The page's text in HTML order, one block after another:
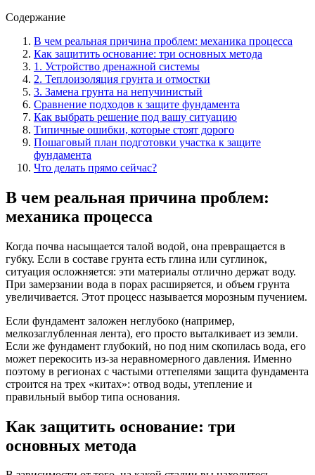
Содержание
В чем реальная причина проблем: механика процесса
Как защитить основание: три основных метода
1. Устройство дренажной системы
2. Теплоизоляция грунта и отмостки
3. Замена грунта на непучинистый
Сравнение подходов к защите фундамента
Как выбрать решение под вашу ситуацию
Типичные ошибки, которые стоят дорого
Пошаговый план подготовки участка к защите
фундамента
Что делать прямо сейчас?
В чем реальная причина проблем:
механика процесса
Когда почва насыщается талой водой, она превращается в
губку. Если в составе грунта есть глина или суглинок,
ситуация осложняется: эти материалы отлично держат воду.
При замерзании вода в порах расширяется, и объем грунта
увеличивается. Этот процесс называется морозным пучением.
Если фундамент заложен неглубоко (например,
мелкозаглубленная лента), его просто выталкивает из земли.
Если же фундамент глубокий, но под ним скопилась вода, его
может перекосить из-за неравномерного давления. Именно
поэтому в регионах с частыми оттепелями защита фундамента
строится на трех «китах»: отвод воды, утепление и
правильный выбор типа основания.
Как защитить основание: три
основных метода